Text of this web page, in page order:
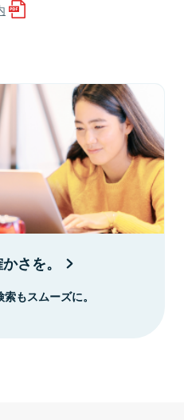
さを。
もスムーズに。